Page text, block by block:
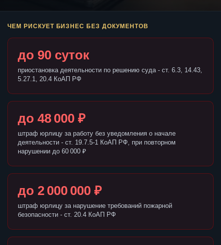
ЧЕМ РИСКУЕТ БИЗНЕС БЕЗ ДОКУМЕНТОВ
до 90 суток
приостановка деятельности по решению суда - ст. 6.3, 14.43,
5.27.1, 20.4 КоАП РФ
до 48 000 ₽
штраф юрлицу за работу без уведомления о начале
деятельности - ст. 19.7.5-1 КоАП РФ, при повторном
нарушении до 60 000 ₽
до 2 000 000 ₽
штраф юрлицу за нарушение требований пожарной
безопасности - ст. 20.4 КоАП РФ